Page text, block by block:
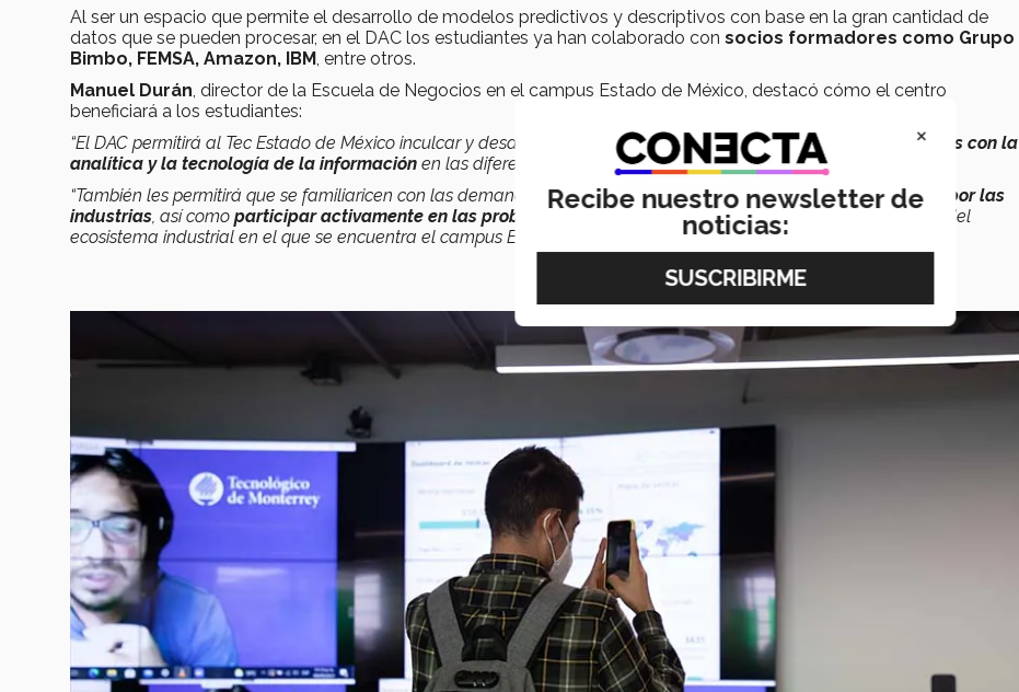
Al ser un espacio que permite el desarrollo de modelos predictivos y descriptivos con base en la gran cantidad de
datos que se pueden procesar, en el DAC los estudiantes ya han colaborado con socios formadores como Grupo
Bimbo, FEMSA, Amazon, IBM, entre otros.
Manuel Durán, director de la Escuela de Negocios en el campus Estado de México, destacó cómo el centro
beneficiará a los estudiantes:
“El DAC permitirá al Tec Estado de México inculcar y desarrollar en nuestros alumnos competencias relacionadas con la
analítica y la tecnología de la información en las diferentes carreras de nuestro campus.
“También les permitirá que se familiaricen con las demandas, tendencias y herramientas de analíticautilizadas por las
industrias, así como participar activamente en las problemáticas y proyectos de socios formadores
propios del
ecosistema industrial en el que se encuentra el campus Estado de México”.
×
Recibe nuestro newsletter de
noticias: